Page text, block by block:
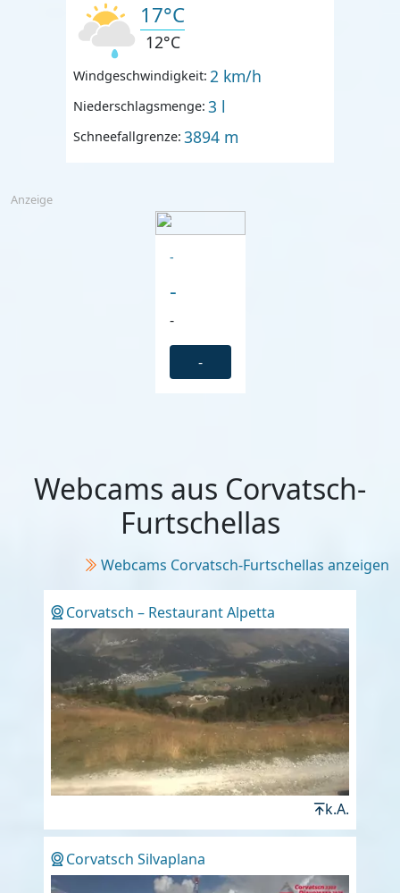
17°C
12°C
Windgeschwindigkeit: 2 km/h
Niederschlagsmenge: 3 l
Schneefallgrenze: 3894 m
Anzeige
-
-
-
-
Webcams aus Corvatsch-
Furtschellas
Webcams Corvatsch-Furtschellas anzeigen
Corvatsch – Restaurant Alpetta
k.A.
Corvatsch Silvaplana